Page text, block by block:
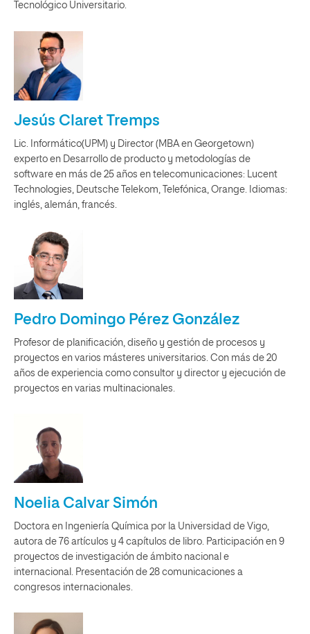
Tecnológico Universitario.
Jesús Claret Tremps
Lic. Informático(UPM) y Director (MBA en Georgetown)
experto en Desarrollo de producto y metodologías de
software en más de 25 años en telecomunicaciones: Lucent
Technologies, Deutsche Telekom, Telefónica, Orange. Idiomas:
inglés, alemán, francés.
Pedro Domingo Pérez González
Profesor de planificación, diseño y gestión de procesos y
proyectos en varios másteres universitarios. Con más de 20
años de experiencia como consultor y director y ejecución de
proyectos en varias multinacionales.
Noelia Calvar Simón
Doctora en Ingeniería Química por la Universidad de Vigo,
autora de 76 artículos y 4 capítulos de libro. Participación en 9
proyectos de investigación de ámbito nacional e
internacional. Presentación de 28 comunicaciones a
congresos internacionales.